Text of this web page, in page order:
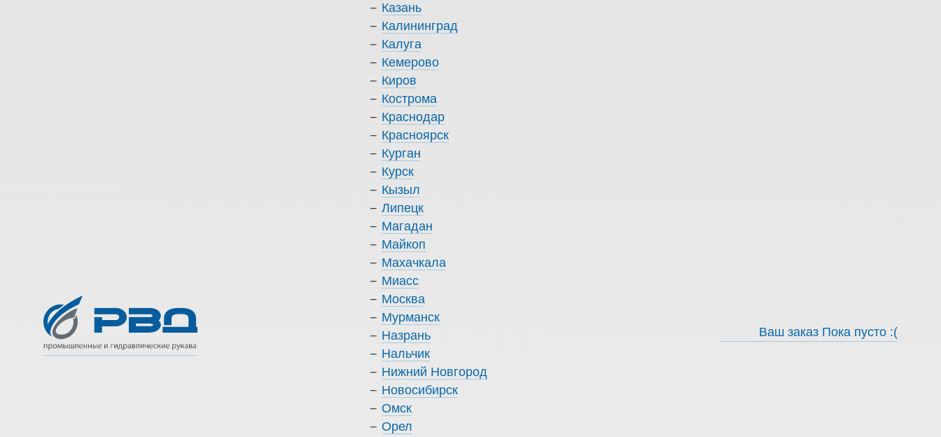
Казань
Калининград
Калуга
Кемерово
Киров
Кострома
Краснодар
Красноярск
Курган
Курск
Кызыл
Липецк
Магадан
Майкоп
Махачкала
Миасс
Москва
Мурманск
Назрань
Нальчик
Нижний Новгород
Новосибирск
Омск
Орел
Ваш заказ Пока пусто :(